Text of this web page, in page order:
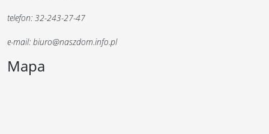
telefon: 32-243-27-47
e-mail: biuro@naszdom.info.pl
Mapa